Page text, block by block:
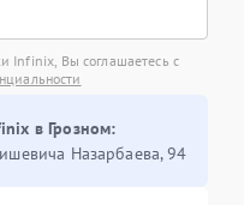
Infinix, Вы соглашаетесь с
в Грозном:
Назарбаева, 94